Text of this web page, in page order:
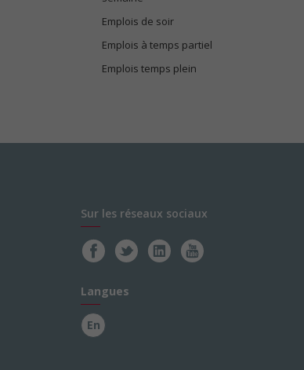
Emplois de soir
Emplois à temps partiel
Emplois temps plein
Sur les réseaux sociaux
Langues
En